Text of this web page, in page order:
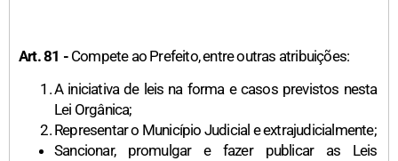
Art. 81 -Compete ao Prefeito, entre outras atribuições:
A iniciativa de leis na forma e casos previstos nesta
Lei Orgânica;
Representar o Município Judicial e extrajudicialmente;
Sancionar, promulgar e fazer publicar as Leis